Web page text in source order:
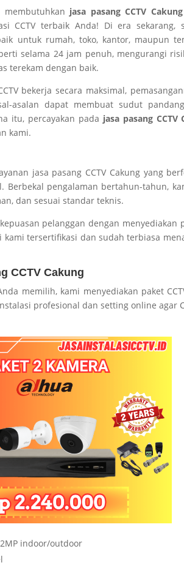
membutuhkan jasa pasang CCTV Cakung
CCTV terbaik Anda! Di era sekarang,
untuk rumah, toko, kantor, maupun
selama 24 jam penuh, mengurangi
terekam dengan baik.
bekerja secara maksimal,
asalan dapat membuat sudut
itu, percayakan pada jasa pasang CCTV
kami.
jasa pasang CCTV Cakung yang
Berbekal pengalaman bertahun-tahun,
dan sesuai standar teknis.
pelanggan dengan
tersertifikasi dan sudah terbiasa
CCTV Cakung
memilih, kami menyediakan paket
profesional dan setting online agar
indoor/outdoor